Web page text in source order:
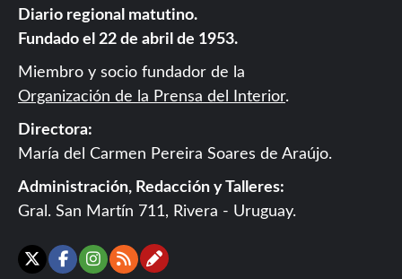
Diario regional matutino.
Fundado el 22 de abril de 1953.
Miembro y socio fundador de la
Organización de la Prensa del Interior.
Directora:
María del Carmen Pereira Soares de Araújo.
Administración, Redacción y Talleres:
Gral. San Martín 711, Rivera - Uruguay.
X Facebook
Instagram
RSSContáctanos